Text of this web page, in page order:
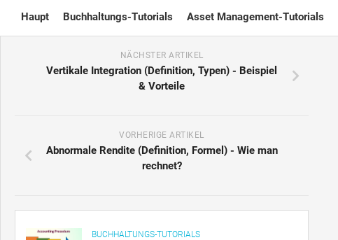
content
Haupt Buchhaltungs-Tutorials Asset Management-Tutorials
NÄCHSTER ARTIKEL
Vertikale Integration (Definition, Typen) - Beispiel
& Vorteile
VORHERIGE ARTIKEL
Abnormale Rendite (Definition, Formel) - Wie man
rechnet?
BUCHHALTUNGS-TUTORIALS